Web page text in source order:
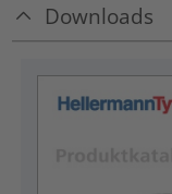
Downloads